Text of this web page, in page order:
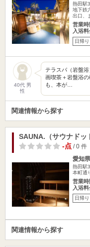
熱田駅
地下鉄
出口、
営業
入浴
日帰り
40代 男
性
テラスパ（岩盤
画喫茶＋岩盤浴
も、本が…
関連情報から探す
SAUNA.（サウナドッ
-点/ 0 件
愛知
熱田駅
本町通
営業
入浴
日帰り
関連情報から探す